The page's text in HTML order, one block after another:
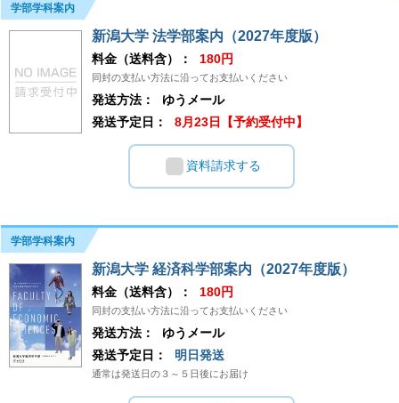
学部学科案内
新潟大学 法学部案内（2027年度版）
料金（送料含）： 180円
同封の支払い方法に沿ってお支払いください
発送方法：
ゆうメール
発送予定日：
8月23日【予約受付中】
資料請求する
学部学科案内
新潟大学 経済科学部案内（2027年度版）
料金（送料含）： 180円
同封の支払い方法に沿ってお支払いください
発送方法：
ゆうメール
発送予定日：
明日発送
通常は発送日の３～５日後にお届け